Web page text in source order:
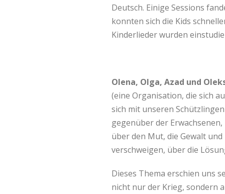
Deutsch. Einige Sessions
konnten sich die Kids
Kinderlieder wurden
Olena, Olga, Azad und
(eine Organisation, die sich
sich mit unseren
gegenüber der
über den Mut, die Gewalt
verschweigen, über die
Dieses Thema erschien uns
nicht nur der Krieg, sondern